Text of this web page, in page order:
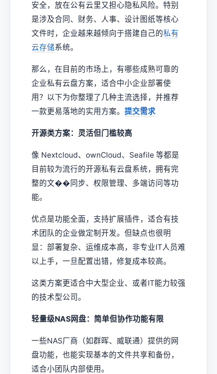
安全，放在公有云里又担心隐私风险。特别
是涉及合同、财务、人事、设计图纸等核心
文件时，企业越来越倾向于搭建自己的私有
云存储系统。
那么，在目前的市场上，有哪些成熟可靠的
企业私有云盘方案，适合中小企业部署使
用？以下为你整理了几种主流选择，并推荐
一款更易落地的实用方案。 提交需求
开源类方案：灵活但门槛较高
像 Nextcloud、ownCloud、Seafile 等都是
目前较为流行的开源私有云盘系统，拥有完
整的文��同步、权限管理、多端访问等功
能。
优点是功能全面，支持扩展插件，适合有技
术团队的企业做定制开发。但缺点也很明
显：部署复杂、运维成本高，非专业IT人员难
以上手，一旦配置出错，修复成本较高。
这类方案更适合中大型企业、或者IT能力较强
的技术型公司。
轻量级NAS网盘：简单但协作功能有限
一些NAS厂商（如群晖、威联通）提供的网
盘功能，也能实现基本的文件共享和备份，
适合小团队内部使用。